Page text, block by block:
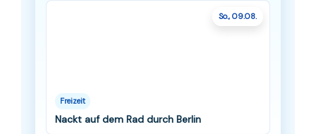
So., 09.08.
Freizeit
Nackt auf dem Rad durch Berlin